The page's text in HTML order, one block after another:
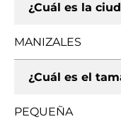
¿Cuál es la
MANIZALES
¿Cuál es el
PEQUEÑA